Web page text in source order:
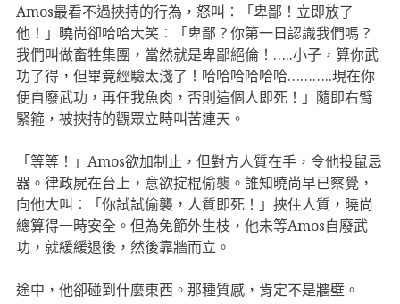
Amos最看不過挾持的行為，怒叫：「卑鄙！立即放了
他！」曉尚卻哈哈大笑︰「卑鄙？你第一日認識我們嗎？
我們叫做畜牲集團，當然就是卑鄙絕倫！…..小子，算你武
功了得，但畢竟經驗太淺了！哈哈哈哈哈哈………..現在你
便自廢武功，再任我魚肉，否則這個人即死！」隨即右臂
緊箍，被挾持的觀眾立時叫苦連天。
「等等！」Amos欲加制止，但對方人質在手，令他投鼠忌
器。律政屍在台上，意欲掟棍偷襲。誰知曉尚早已察覺，
向他大叫︰「你試試偷襲，人質即死！」挾住人質，曉尚
總算得一時安全。但為免節外生枝，他未等Amos自廢武
功，就緩緩退後，然後靠牆而立。
途中，他卻碰到什麼東西。那種質感，肯定不是牆壁。